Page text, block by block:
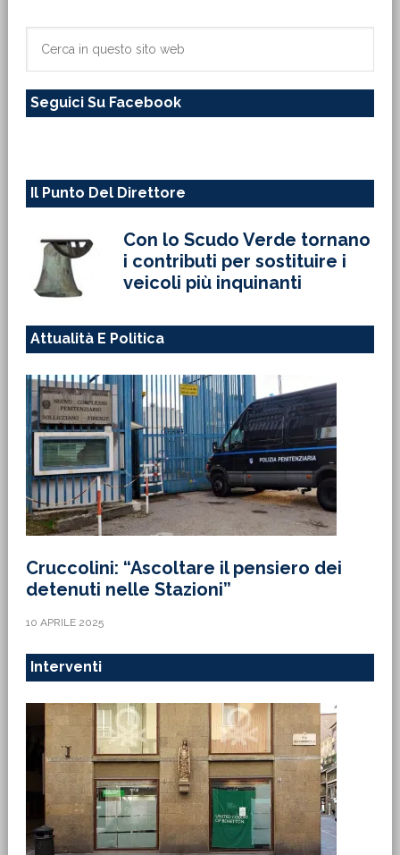
primaria
sito
Seguici Su Facebook
Il Punto Del Direttore
Con lo Scudo Verde tornano
i contributi per sostituire i
veicoli più inquinanti
Attualità E Politica
Cruccolini: “Ascoltare il pensiero dei
detenuti nelle Stazioni”
10 APRILE 2025
Interventi